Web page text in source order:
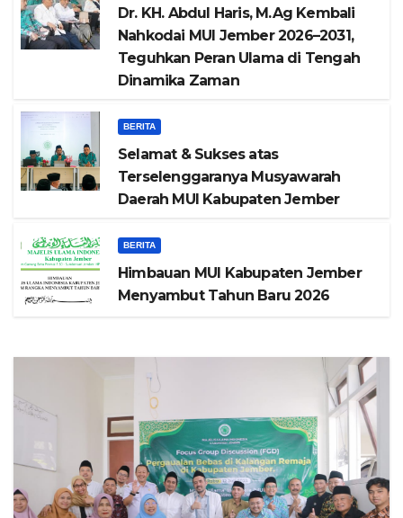
Dr. KH. Abdul Haris, M.Ag Kembali
Nahkodai MUI Jember 2026–2031,
Teguhkan Peran Ulama di Tengah
Dinamika Zaman
BERITA
Selamat & Sukses atas
Terselenggaranya Musyawarah
Daerah MUI Kabupaten Jember
BERITA
Himbauan MUI Kabupaten Jember
Menyambut Tahun Baru 2026